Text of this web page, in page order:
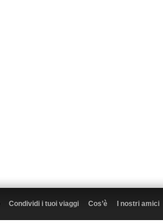
Condividi i tuoi viaggi Cos’è I nostri amici